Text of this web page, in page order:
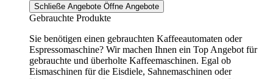
Schließe Angebote Öffne Angebote
Gebrauchte Produkte
Sie benötigen einen gebrauchten Kaffeeautomaten oder
Espressomaschine? Wir machen Ihnen ein Top Angebot für
gebrauchte und überholte Kaffeemaschinen. Egal ob
Eismaschinen für die Eisdiele, Sahnemaschinen oder